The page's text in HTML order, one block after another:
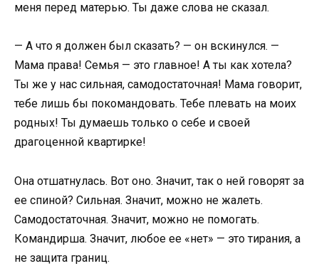
меня перед матерью. Ты даже слова не сказал.
— А что я должен был сказать? — он вскинулся. —
Мама права! Семья — это главное! А ты как хотела?
Ты же у нас сильная, самодостаточная! Мама говорит,
тебе лишь бы покомандовать. Тебе плевать на моих
родных! Ты думаешь только о себе и своей
драгоценной квартирке!
Она отшатнулась. Вот оно. Значит, так о ней говорят за
ее спиной? Сильная. Значит, можно не жалеть.
Самодостаточная. Значит, можно не помогать.
Командирша. Значит, любое ее «нет» — это тирания, а
не защита границ.